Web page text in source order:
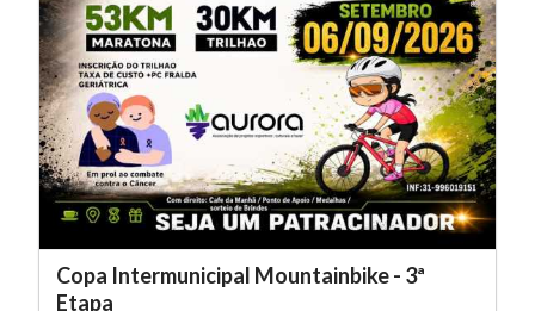
Copa Intermunicipal Mountainbike - 3ª
Etapa